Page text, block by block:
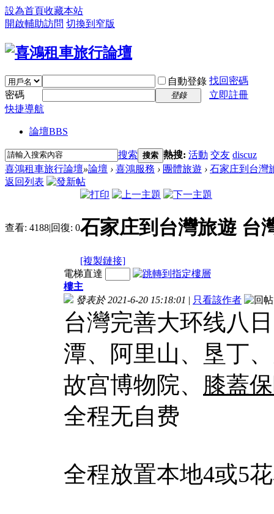
設為首頁收藏本站
開啟輔助訪問 切換到窄版
自動登錄 找回密碼
密碼
登錄
立即註冊
快捷導航
論壇BBS
搜索 搜索 熱搜: 活動 交友 discuz
喜鴻租車旅行論壇»論壇 › 喜鴻服務 › 團體旅遊 › 石家庄到台灣
返回列表
查看: 4188|回復: 0石家庄到台灣旅遊 台
[複製鏈接]
電梯直達
樓主
發表於 2021-6-20 15:18:01 | 只看該作者
台灣完善大环线八
潭、阿里山、垦丁
故宫博物院、 膝蓋
全程无自费
全程放置本地4或5